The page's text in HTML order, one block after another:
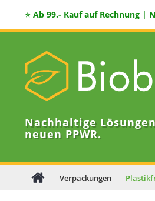
⭐ Ab 99.- Kauf auf Rechnung |
Nachhaltige
neuen PPWR.
Verpackungen